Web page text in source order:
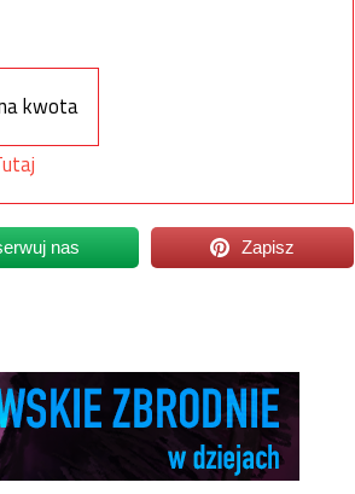
kwota
nas Zapisz